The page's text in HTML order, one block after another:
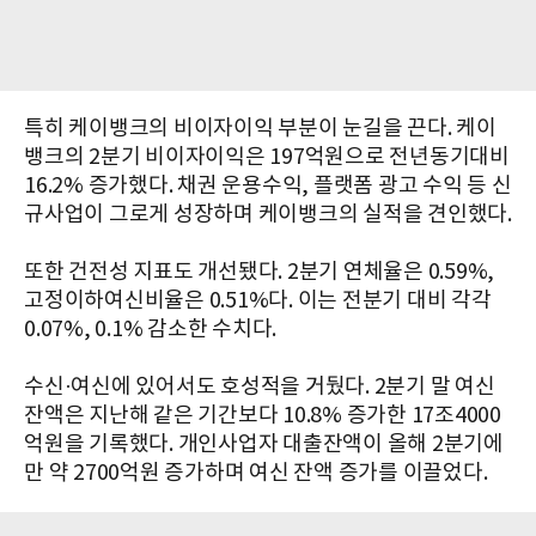
특히 케이뱅크의 비이자이익 부분이 눈길을 끈다. 케이
뱅크의 2분기 비이자이익은 197억원으로 전년동기대비
16.2% 증가했다. 채권 운용수익, 플랫폼 광고 수익 등 신
규사업이 그로게 성장하며 케이뱅크의 실적을 견인했다.
또한 건전성 지표도 개선됐다. 2분기 연체율은 0.59%,
고정이하여신비율은 0.51%다. 이는 전분기 대비 각각
0.07%, 0.1% 감소한 수치다.
수신·여신에 있어서도 호성적을 거뒀다. 2분기 말 여신
잔액은 지난해 같은 기간보다 10.8% 증가한 17조4000
억원을 기록했다. 개인사업자 대출잔액이 올해 2분기에
만 약 2700억원 증가하며 여신 잔액 증가를 이끌었다.